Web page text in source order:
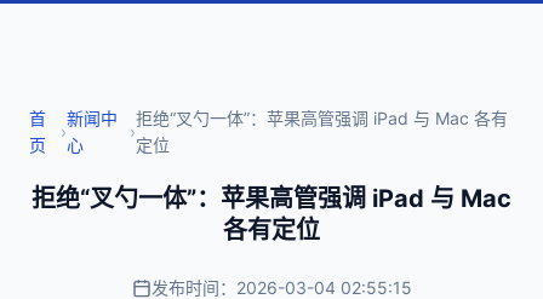
首
页
›
新闻中
心
›
拒绝“叉勺一体”：苹果高管强调 iPad 与 Mac 各有
定位
拒绝“叉勺一体”：苹果高管强调 iPad 与 Mac
各有定位
发布时间：2026-03-04 02:55:15